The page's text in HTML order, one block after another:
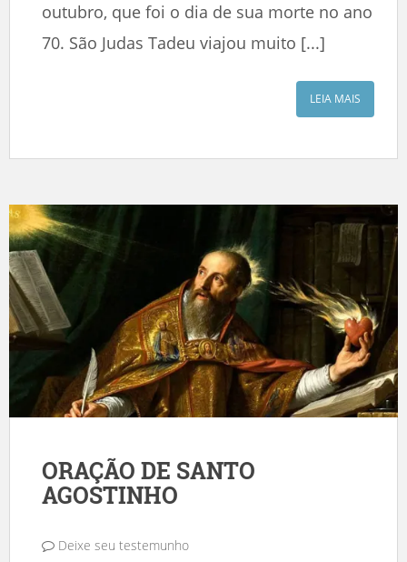
outubro, que foi o dia de sua morte no ano
70. São Judas Tadeu viajou muito [...]
LEIA MAIS
ORAÇÃO DE SANTO
AGOSTINHO
Deixe seu testemunho